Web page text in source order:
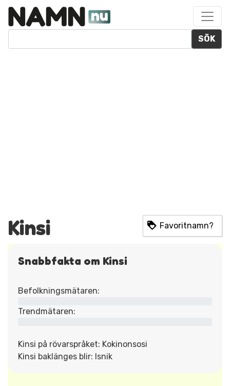
SÖK
Kinsi Favoritnamn?
Snabbfakta om Kinsi
Befolkningsmätaren:
Trendmätaren:
Kinsi på rövarspråket: Kokinonsosi
Kinsi baklänges blir: Isnik